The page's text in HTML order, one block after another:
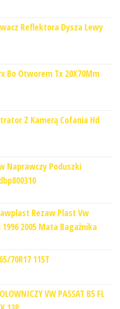
Reflektora Dysza Lewy
Bo Otworem Tx 20X70Mm
Z Kamerą Cofania Hd
Naprawczy Poduszki
Rezaw Plast Vw
2005 Mata Bagażnika
70R17 115T
VW PASSAT B5 FL